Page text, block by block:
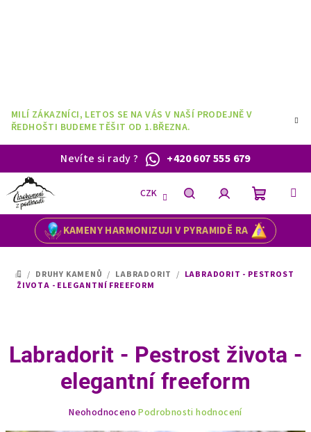
MILÍ ZÁKAZNÍCI, LETOS SE NA VÁS V NAŠÍ PRODEJNĚ V
ŘEDHOŠTI BUDEME TĚŠIT OD 1.BŘEZNA.
Nevíte si rady? +420 607 555 679
KAMENY HARMONIZUJI V PYRAMIDĚ RA
CZK
HledatPřihlášeníNákupní
DOMŮ
/ DRUHY KAMENŮ / LABRADORIT / LABRADORIT - PESTROST
ŽIVOTA - ELEGANTNÍ FREEFORM
Labradorit - Pestrost života -
elegantní freeform
Neohodnoceno Podrobnosti hodnocení